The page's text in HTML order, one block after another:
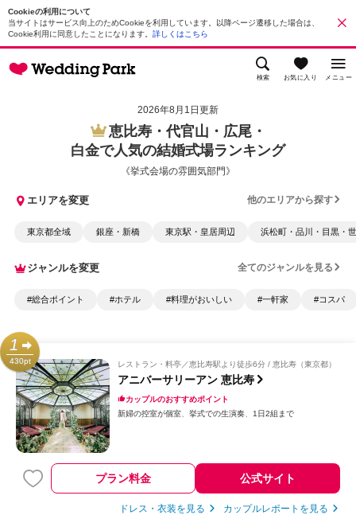
Cookieの利用について
当サイトはサービス向上のためCookieを利用しています。以降ページ遷移した場合は、
Cookie利用に同意したことになります。 詳しくはこちら
検索 お気に入り メニュー
2026年8月1日更新
恵比寿・代官山・広尾・
白金で人気の結婚式場ランキング
《挙式会場の雰囲気部門》
エリアを変更 他のエリアから探す
東京都全域 銀座・新橋 東京駅・皇居周辺 浜松町・品川・目黒・
ジャンルを変更 全てのジャンルを見る
#総合ポイント #ホテル #料理がおいしい #一軒家 #コスパ
1
430pt レストラン・料亭 恵比寿駅より徒歩6分 / 恵比寿（東京都）
アニバーサリーアン 恵比寿
カップルのおすすめポイント
新婦の控室が個室
挙式での生演奏 1日2組まで
プラン料金 公式サイト
ドレス・衣装を見る カップルレポートを見る